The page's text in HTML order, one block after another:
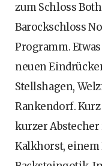
zum Schloss
Barockschloss
Programm.
neuen
Stellshagen,
Rankendorf.
kurzer Abstecher
Kalkhorst,